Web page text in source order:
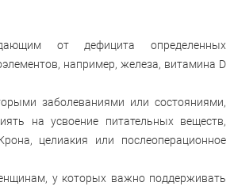
от дефицита определенных
например, железа, витамина D
заболеваниями или состояниями,
на усвоение питательных веществ,
целиакия или послеоперационное
у которых важно поддерживать